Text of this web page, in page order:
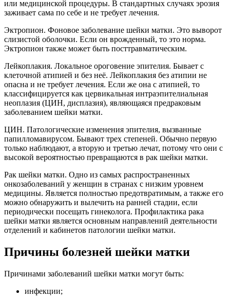
или медицинской процедуры. В стандартных случаях эрозия
заживает сама по себе и не требует лечения.
Эктропион. Фоновое заболевание шейки матки. Это выворот
слизистой оболочки. Если он врожденный, то это норма.
Эктропион также может быть посттравматическим.
Лейкоплакия. Локальное ороговение эпителия. Бывает с
клеточной атипией и без неё. Лейкоплакия без атипии не
опасна и не требует лечения. Если же она с атипией, то
классифицируется как цервикальная интраэпителиальная
неоплазия (ЦИН, дисплазия), являющаяся предраковым
заболеванием шейки матки.
ЦИН. Патологические изменения эпителия, вызванные
папилломавирусом. Бывают трех степеней. Обычно первую
только наблюдают, а вторую и третью лечат, потому что они с
высокой вероятностью превращаются в рак шейки матки.
Рак шейки матки. Одно из самых распространенных
онкозаболеваний у женщин в странах с низким уровнем
медицины. Является полностью предотвратимым, а также его
можно обнаружить и вылечить на ранней стадии, если
периодически посещать гинеколога. Профилактика рака
шейки матки является основным направлений деятельности
отделений и кабинетов патологии шейки матки.
Причины болезней шейки матки
Причинами заболеваний шейки матки могут быть:
инфекции;